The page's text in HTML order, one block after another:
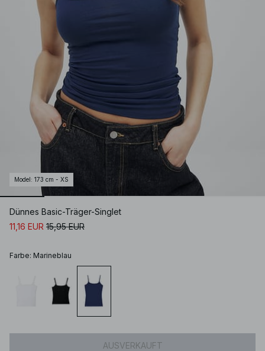
Model : 173 cm - XS
Dünnes Basic-Träger-Singlet
11,16 EUR 15,95 EUR
Farbe: Marineblau
AUSVERKAUFT